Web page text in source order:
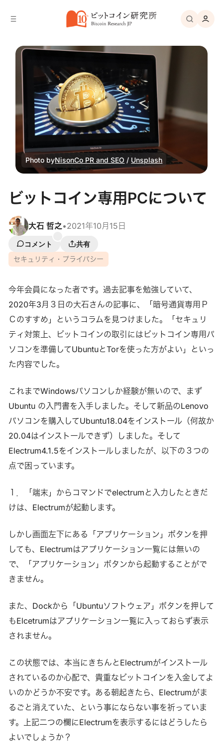
Photo byNisonCo PR and SEO / Unsplash
ビットコイン専用PCについて
大石 哲之 •2021年10月15日
コメント
共有
セキュリティ・プライバシー
今年会員になった者です。過去記事を勉強していて、
2020年3月３日の大石さんの記事に、「暗号通貨専用Ｐ
Ｃのすすめ」というコラムを見つけました。「セキュリ
ティ対策上、ビットコインの取引にはビットコイン専用パ
ソコンを準備してUbuntuとTorを使った方がよい」といっ
た内容でした。
これまでWindowsパソコンしか経験が無いので、まず
Ubuntu の入門書を入手しました。そして新品のLenovo
パソコンを購入してUbuntu18.04をインストール（何故か
20.04はインストールできず）しました。そして
Electrum4.1.5をインストールしましたが、以下の３つの
点で困っています。
１．「端末」からコマンドでelectrumと入力したときだ
けは、Electrumが起動します。
しかし画面左下にある「アプリケーション」ボタンを押
しても、Electrumはアプリケーション一覧には無いの
で、「アプリケーション」ボタンから起動することがで
きません。
また、Dockから「Ubuntuソフトウェア」ボタンを押して
もElcetrumはアプリケーション一覧に入っておらず表示
されません。
この状態では、本当にきちんとElectrumがインストール
されているのか心配で、貴重なビットコインを入金してよ
いのかどうか不安です。ある朝起きたら、Electrumがま
るごと消えていた、という事にならない事を祈っていま
す。上記二つの欄にElectrumを表示するにはどうしたら
よいでしょうか？